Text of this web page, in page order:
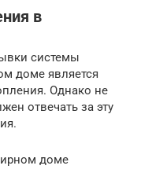
в
системы
доме является
Однако не
отвечать за эту
доме